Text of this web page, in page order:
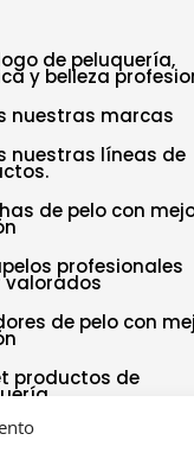
de peluquería,
y belleza
nuestras marcas
nuestras líneas de
de pelo con
profesionales
valorados
de pelo con
productos de